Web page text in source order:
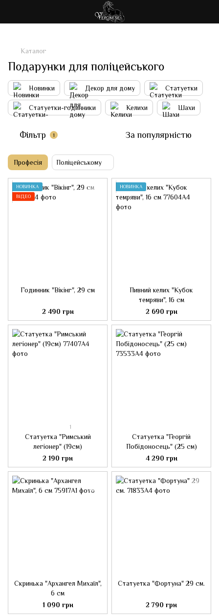
Каталог
Подарунки для поліцейського
Новинки Декор для дому Статуетки
Статуетки-годинники Келихи Шахи
Фільтр 1 За популярністю
Професія Поліцейському
НОВИНКА
ВІДЕО
Годинник "Вікінг", 29 см
2 490 грн
НОВИНКА
Пивний келих "Кубок
темряви", 16 см
2 690 грн
1
Статуетка "Римський
легіонер" (19см)
2 190 грн
Статуетка "Георгій
Побідоносець" (25 см)
4 290 грн
Скринька "Архангел Михаїл",
6 см
1 090 грн
Статуетка "Фортуна" 29 см.
2 790 грн